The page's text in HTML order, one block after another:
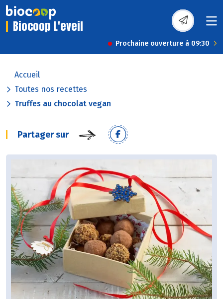
Biocoop L'eveil
Prochaine ouverture à 09:30
Accueil
Toutes nos recettes
Truffes au chocolat vegan
Partager sur